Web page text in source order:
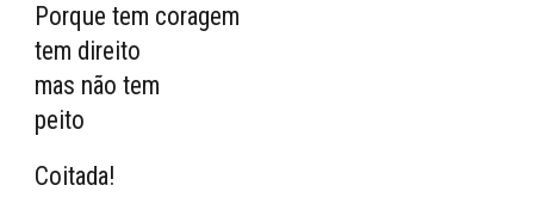
Porque tem coragem
tem direito
mas não tem
peito
Coitada!